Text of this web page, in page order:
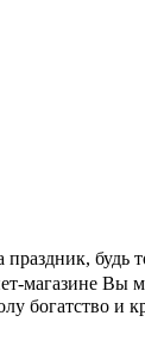
праздник,
магазине Вы
богатство